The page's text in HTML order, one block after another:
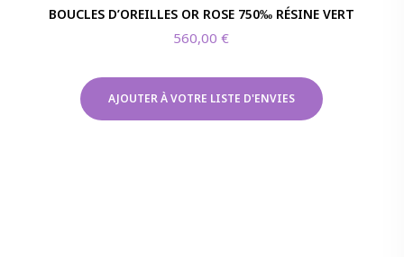
BOUCLES D’OREILLES OR ROSE 750‰ RÉSINE VERT
560,00€
AJOUTER À VOTRE LISTE D'ENVIES